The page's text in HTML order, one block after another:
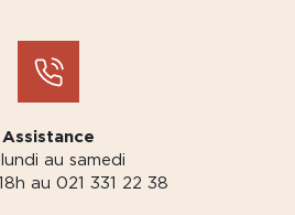
Assistance
au samedi
au 021 331 22 38